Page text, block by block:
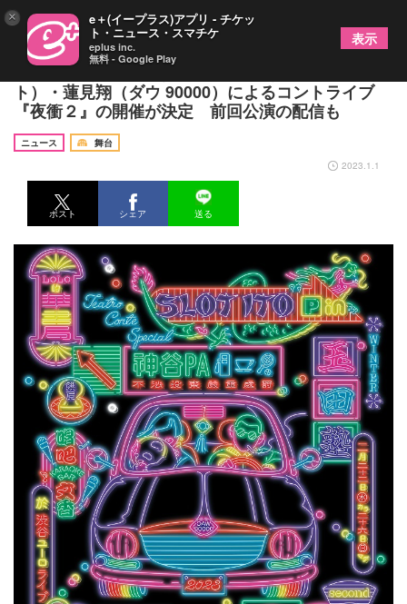
玉田真也（玉田企画）・神谷圭介（テニスコー
ト）・蓮見翔（ダウ 90000）によるコントライブ
『夜衝２』の開催が決定 前回公演の配信も
ニュース
舞台
2023.1.1
ポスト シェア 送る
× e＋(イープラス)アプリ - チケッ
ト・ニュース・スマチケ
eplus inc.
無料 - Google Play
表示